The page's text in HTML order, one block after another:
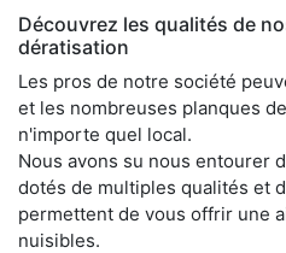
Découvrez les qualités de
dératisation
Les pros de notre société
et les nombreuses planques
n'importe quel local.
Nous avons su nous entourer
dotés de multiples qualités et
permettent de vous offrir une
nuisibles.